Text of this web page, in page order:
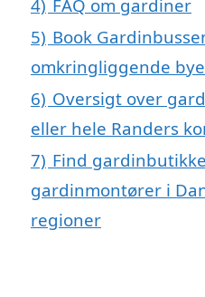
4) FAQ om gardiner
5) Book
omkringliggende
6) Oversigt over
eller hele Randers
7) Find
gardinmontører i
regioner